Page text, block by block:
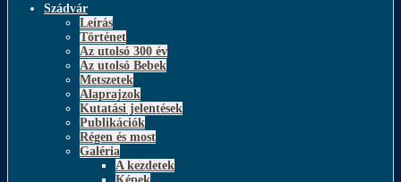
Szádvár
Leírás
Történet
Az utolsó 300 év
Az utolsó Bebek
Metszetek
Alaprajzok
Kutatási jelentések
Publikációk
Régen és most
Galéria
A kezdetek